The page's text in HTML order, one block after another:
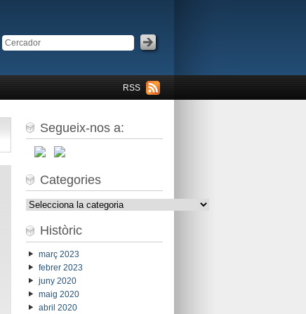
RSS
Segueix-nos a:
Categories
Categories
Històric
març 2023
febrer 2023
juny 2020
maig 2020
abril 2020